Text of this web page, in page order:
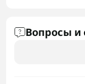
Вопросы и